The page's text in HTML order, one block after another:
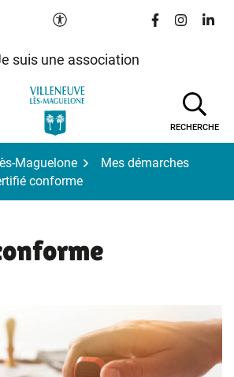
Paramètres d'accessibilité
Lien vers le
Lien vers
Lien
suis une association
RECHERCHE
Maguelone
Mes démarches
conforme